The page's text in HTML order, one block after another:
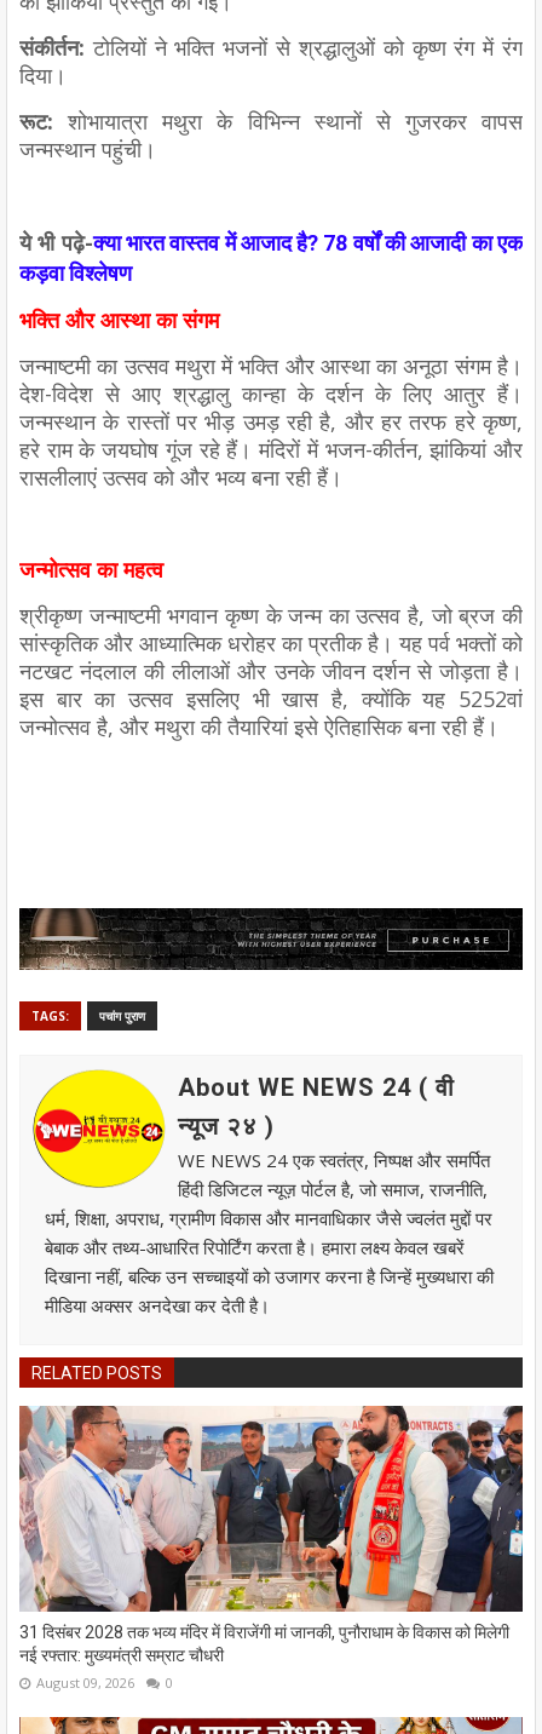
संकीर्तन: टोलियों ने भक्ति भजनों से श्रद्धालुओं को कृष्ण रंग में रंग
दिया।
रूट: शोभायात्रा मथुरा के विभिन्न स्थानों से गुजरकर वापस
जन्मस्थान पहुंची।
ये भी पढ़े-क्या भारत वास्तव में आजाद है? 78 वर्षों की आजादी का एक
कड़वा विश्लेषण
भक्ति और आस्था का संगम
जन्माष्टमी का उत्सव मथुरा में भक्ति और आस्था का अनूठा संगम है।
देश-विदेश से आए श्रद्धालु कान्हा के दर्शन के लिए आतुर हैं।
जन्मस्थान के रास्तों पर भीड़ उमड़ रही है, और हर तरफ हरे कृष्ण,
हरे राम के जयघोष गूंज रहे हैं। मंदिरों में भजन-कीर्तन, झांकियां और
रासलीलाएं उत्सव को और भव्य बना रही हैं।
जन्मोत्सव का महत्व
श्रीकृष्ण जन्माष्टमी भगवान कृष्ण के जन्म का उत्सव है, जो ब्रज की
सांस्कृतिक और आध्यात्मिक धरोहर का प्रतीक है। यह पर्व भक्तों को
नटखट नंदलाल की लीलाओं और उनके जीवन दर्शन से जोड़ता है।
इस बार का उत्सव इसलिए भी खास है, क्योंकि यह 5252वां
जन्मोत्सव है, और मथुरा की तैयारियां इसे ऐतिहासिक बना रही हैं।
TAGS: पचांग पुराण
About WE NEWS 24 ( वी
न्यूज २४ )
WE NEWS 24 एक स्वतंत्र, निष्पक्ष और समर्पित
हिंदी डिजिटल न्यूज़ पोर्टल है, जो समाज, राजनीति,
धर्म, शिक्षा, अपराध, ग्रामीण विकास और मानवाधिकार जैसे ज्वलंत मुद्दों पर
बेबाक और तथ्य-आधारित रिपोर्टिंग करता है। हमारा लक्ष्य केवल खबरें
दिखाना नहीं, बल्कि उन सच्चाइयों को उजागर करना है जिन्हें मुख्यधारा की
मीडिया अक्सर अनदेखा कर देती है।
RELATED POSTS
31 दिसंबर 2028 तक भव्य मंदिर में विराजेंगी मां जानकी, पुनौराधाम के विकास को मिलेगी
नई रफ्तार: मुख्यमंत्री सम्राट चौधरी
August 09, 2026 0